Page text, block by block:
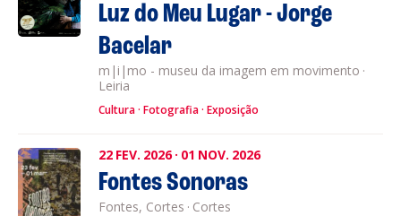
Luz do Meu Lugar - Jorge
Bacelar
m|i|mo - museu da imagem em movimento ·
Leiria
Cultura Fotografia Exposição
22 FEV. 2026 · 01 NOV. 2026
Fontes Sonoras
Fontes, Cortes · Cortes